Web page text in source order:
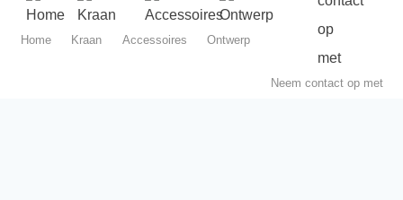
Home Kraan Accessoires Ontwerp
Neem contact op met